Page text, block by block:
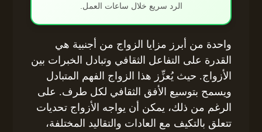
الرد سريع خلال ساعات العمل.
واحدة من أبرز مزايا الزواج من أجنبية هي
القدرة على التفاعل الثقافي وتبادل الخبرات بين
الأزواج. حيث يُعزِّز هذا الزواج الفهم المتبادل
ويسمح بتوسيع الأفق الثقافي لكل طرف. على
الرغم من ذلك، يمكن أن يواجه الأزواج تحديات
تتعلق بالتكيف مع العادات والتقاليد المختلفة،